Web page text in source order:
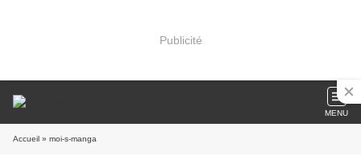
Publicité
MENU
Accueil » moi-s-manga